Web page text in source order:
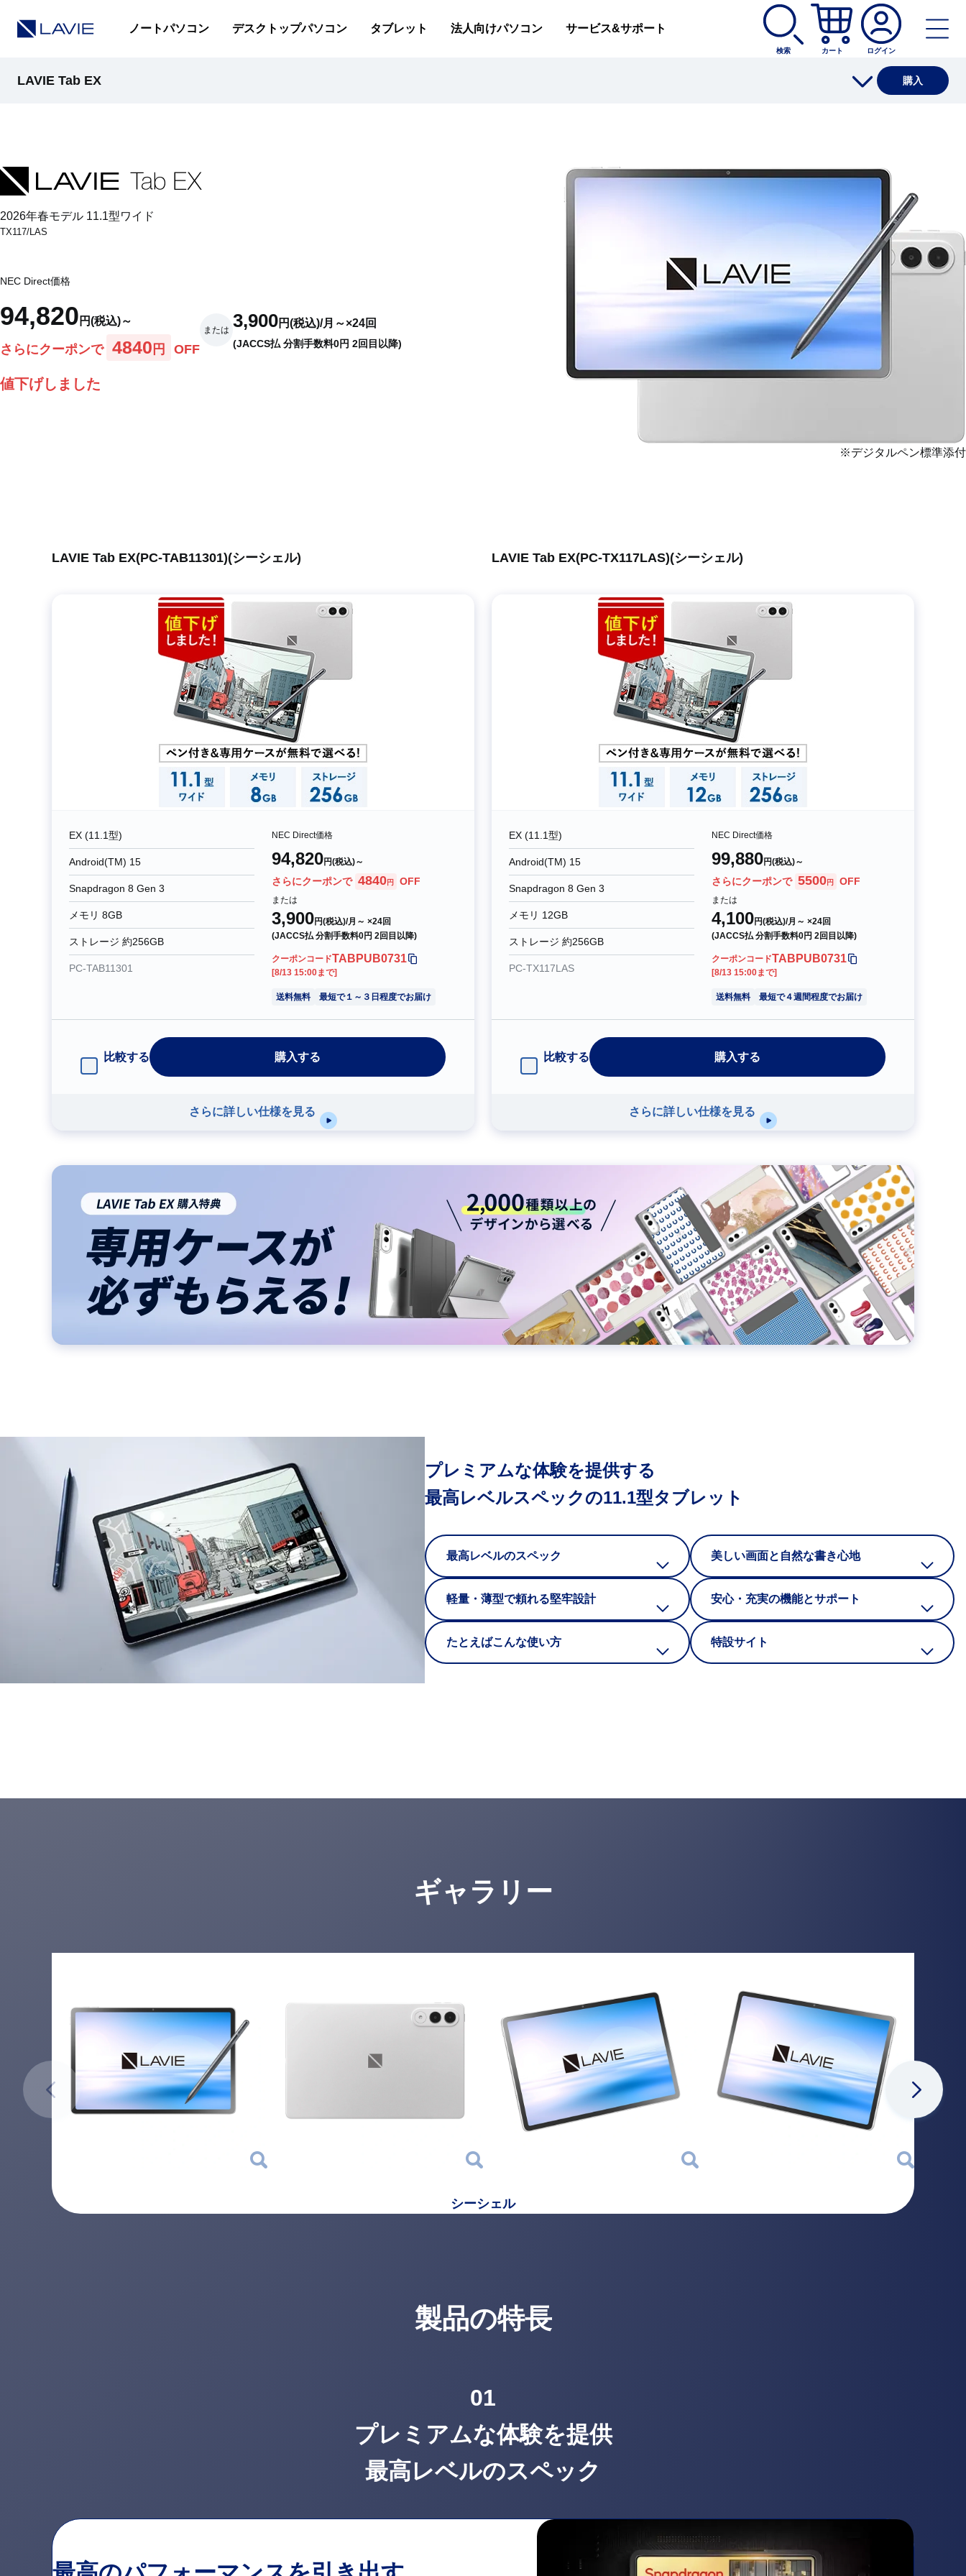
ノートパソコン デスクトップパソコン タブレット 法人向けパソコン サービス&サポート
検索 カート ログイン
LAVIE Tab EX 購入
仕様(店頭販売モデル) 各部の名称・サイズ
2026年春モデル 11.1型ワイド
TX117/LAS
NEC Direct価格
94,820 円(税込)～
さらにクーポンで 4840 円 OFF
または 3,900円(税込)/月～×24回
(JACCS払 分割手数料0円 2回目以降)
値下げしました
※デジタルペン標準添付
LAVIE Tab EX(PC-TAB11301)(シーシェル)
EX (11.1型)
Android(TM) 15
Snapdragon 8 Gen 3
メモリ 8GB
ストレージ 約256GB
PC-TAB11301
NEC Direct価格
94,820円(税込)～
さらにクーポンで 4840円 OFF
または
3,900円(税込)/月～ ×24回
(JACCS払 分割手数料0円 2回目以降)
クーポンコードTABPUB0731
[8/13 15:00まで]
送料無料 最短で１～３日程度でお届け
比較する 購入する
さらに詳しい仕様を見る
LAVIE Tab EX(PC-TX117LAS)(シーシェル)
EX (11.1型)
Android(TM) 15
Snapdragon 8 Gen 3
メモリ 12GB
ストレージ 約256GB
PC-TX117LAS
NEC Direct価格
99,880円(税込)～
さらにクーポンで 5500円 OFF
または
4,100円(税込)/月～ ×24回
(JACCS払 分割手数料0円 2回目以降)
クーポンコードTABPUB0731
[8/13 15:00まで]
送料無料 最短で４週間程度でお届け
比較する 購入する
さらに詳しい仕様を見る
プレミアムな体験を提供する
最高レベルスペックの11.1型タブレット
最高レベルのスペック 美しい画面と自然な書き心地
軽量・薄型で頼れる堅牢設計 安心・充実の機能とサポート
たとえばこんな使い方 特設サイト
ギャラリー
シーシェル
製品の特長
01
プレミアムな体験を提供
最高レベルのスペック